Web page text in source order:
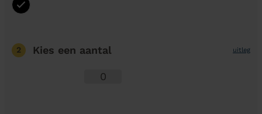
2 Kies een aantal uitleg